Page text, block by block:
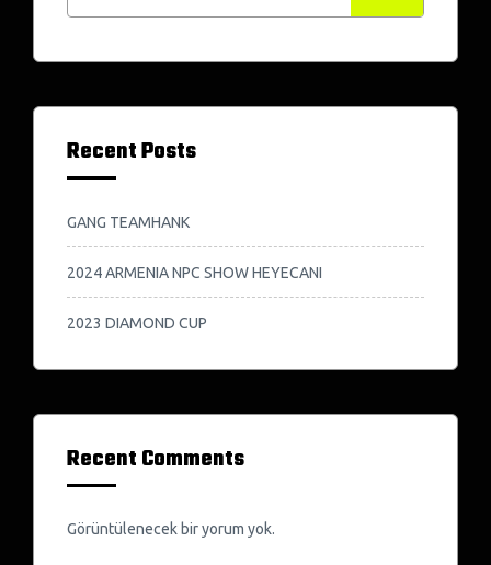
Recent Posts
GANG TEAMHANK
2024 ARMENIA NPC SHOW HEYECANI
2023 DIAMOND CUP
Recent Comments
Görüntülenecek bir yorum yok.